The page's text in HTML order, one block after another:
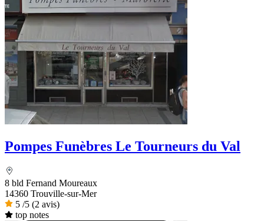
Pompes Funèbres Le Tourneurs du Val
8 bld Fernand Moureaux
14360 Trouville-sur-Mer
5 /5 (2 avis)
top notes